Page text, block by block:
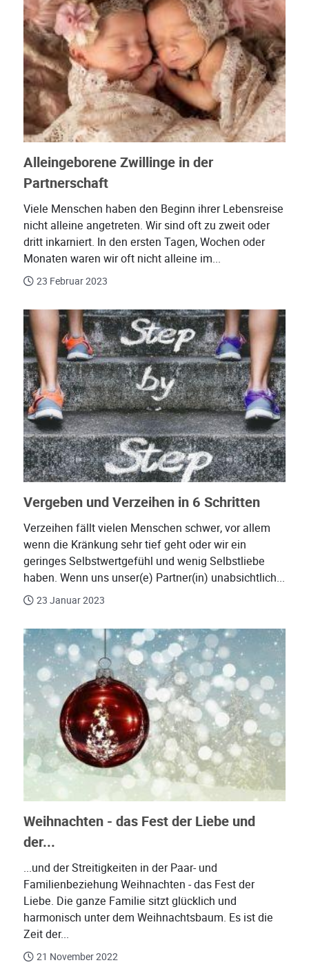
Alleingeborene Zwillinge in der
Partnerschaft
Viele Menschen haben den Beginn ihrer Lebensreise
nicht alleine angetreten. Wir sind oft zu zweit oder
dritt inkarniert. In den ersten Tagen, Wochen oder
Monaten waren wir oft nicht alleine im...
23 Februar 2023
Vergeben und Verzeihen in 6 Schritten
Verzeihen fällt vielen Menschen schwer, vor allem
wenn die Kränkung sehr tief geht oder wir ein
geringes Selbstwertgefühl und wenig Selbstliebe
haben. Wenn uns unser(e) Partner(in) unabsichtlich...
23 Januar 2023
Weihnachten - das Fest der Liebe und
der...
...und der Streitigkeiten in der Paar- und
Familienbeziehung Weihnachten - das Fest der
Liebe. Die ganze Familie sitzt glücklich und
harmonisch unter dem Weihnachtsbaum. Es ist die
Zeit der...
21 November 2022